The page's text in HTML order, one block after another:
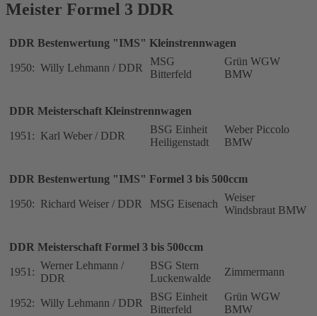
Meister Formel 3 DDR
DDR Bestenwertung "IMS" Kleinstrennwagen
1950: Willy Lehmann / DDR
MSG
Bitterfeld
Grün WGW
BMW
DDR Meisterschaft Kleinstrennwagen
1951: Karl Weber / DDR
BSG Einheit
Heiligenstadt
Weber Piccolo
BMW
DDR Bestenwertung "IMS" Formel 3 bis 500ccm
1950: Richard Weiser / DDR MSG Eisenach
Weiser
Windsbraut BMW
DDR Meisterschaft Formel 3 bis 500ccm
1951:
Werner Lehmann /
DDR
BSG Stern
Luckenwalde
Zimmermann
1952: Willy Lehmann / DDR
BSG Einheit
Bitterfeld
Grün WGW
BMW